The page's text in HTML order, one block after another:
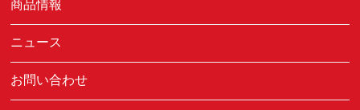
商品情報
ニュース
お問い合わせ